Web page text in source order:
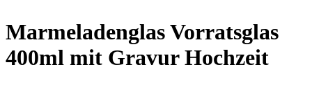
Marmeladenglas Vorratsglas
400ml mit Gravur Hochzeit